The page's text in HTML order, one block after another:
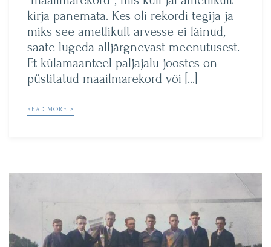
kirja panemata. Kes oli rekordi tegija ja
miks see ametlikult arvesse ei läinud,
saate lugeda alljärgnevast meenutusest.
Et külamaanteel paljajalu joostes on
püstitatud maailmarekord või […]
READ MORE >